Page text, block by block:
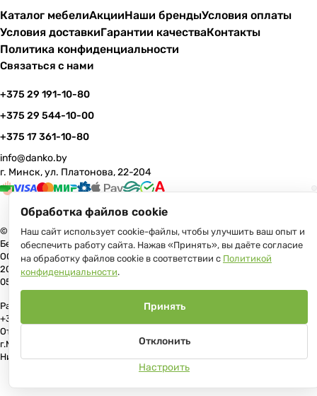
Каталог мебелиАкцииНаши брендыУсловия оплаты
Условия доставкиГарантии качестваКонтакты
Политика конфиденциальности
Связаться с нами
+375 29 191-10-80
+375 29 544-10-00
+375 17 361-10-80
info@danko.by
г. Минск, ул. Платонова, 22-204
© 2026 Данко Бай: качественная мебель с оперативной доставкой по
Беларуси
ООО «Гранд Парк», юр.адрес: 220005, Минск, ул. Платонова, 22, пом.
204 В торговом реестре с 17 июля 2013 г. Регистрация №191081534,
05.11.2008, Мингорисполком.
Рассмотрение обращений потребителей, телефон +375 (17) 361-10-80,
+375 (29) 191-10-80, +375 (29) 544-10-00, e-mail: info@danko.by
Отдел торговли и услуг Администрации Первомайского района
г.Минска: тел. +375(17)215-14-65, Начальник отдела: Жакович Юлия
Николаевна
Обработка файлов cookie
Наш сайт использует cookie-файлы, чтобы улучшить ваш опыт и
обеспечить работу сайта. Нажав «Принять», вы даёте согласие
на обработку файлов cookie в соответствии с Политикой
конфиденциальности.
Настроить
Отклонить
Принять